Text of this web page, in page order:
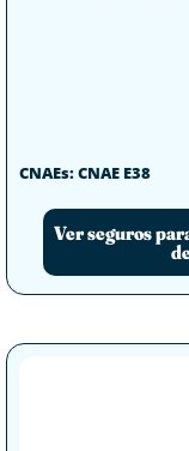
CNAEs: CNAE E38
Ver seguros